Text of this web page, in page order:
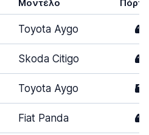
Μοντέλο
Toyota Aygo 4
Skoda Citigo 4
Toyota Aygo 5
Fiat Panda 4